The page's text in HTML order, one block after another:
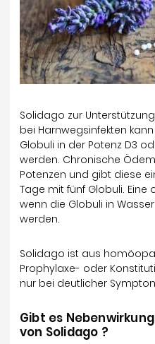
Solidago zur
bei Harnwegsinfekten
Globuli in der Potenz D3
werden. Chronische
Potenzen und gibt diese
Tage mit fünf Globuli. Eine
wenn die Globuli in
werden.
Solidago ist aus
Prophylaxe- oder
nur bei deutlicher
Gibt es
von Solidago ?